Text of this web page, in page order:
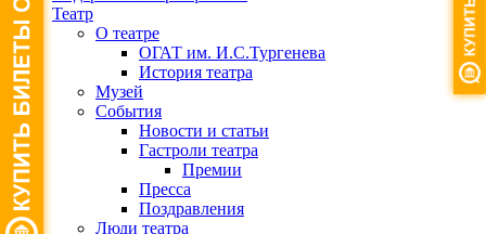
Театр
О театре
ОГАТ им. И.С.Тургенева
История театра
Музей
События
Новости и статьи
Гастроли театра
Премии
Пресса
Поздравления
Люди театра